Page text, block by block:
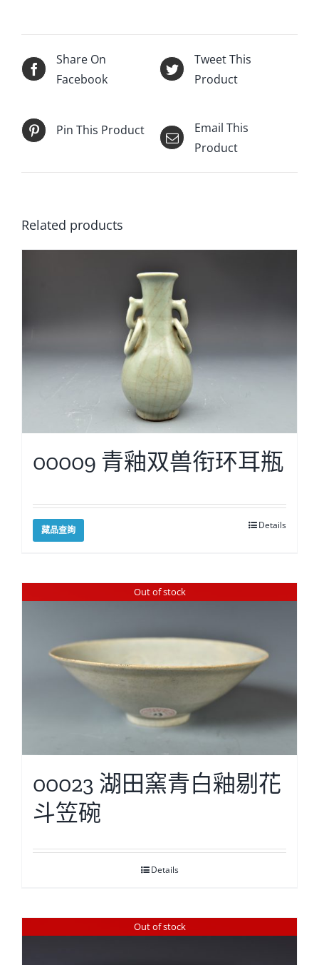
Share On
Facebook
Tweet This
Product
Pin This Product
Email This
Product
Related products
00009 青釉双兽衔环耳瓶
藏品查詢 Details
Out of stock
00023 湖田窯青白釉剔花
斗笠碗
Details
Out of stock